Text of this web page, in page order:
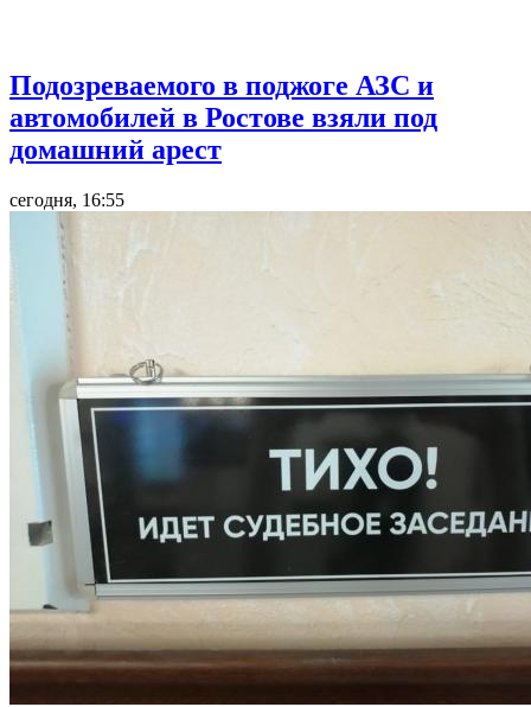
Подозреваемого в поджоге АЗС и
автомобилей в Ростове взяли под
домашний арест
сегодня, 16:55